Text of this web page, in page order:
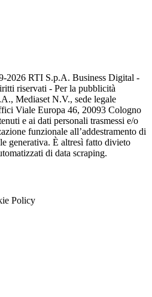
2026 RTI S.p.A. Business Digital -
riservati - Per la pubblicità
Mediaset N.V., sede legale
Viale Europa 46, 20093 Cologno
e ai dati personali trasmessi e/o
funzionale all’addestramento di
generativa. È altresì fatto divieto
di data scraping.
Policy